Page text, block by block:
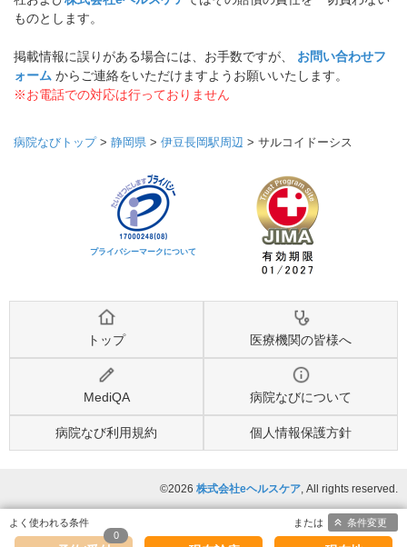
ものとします。
掲載情報に誤りがある場合には、お手数ですが、 お問い合わせフ
ォーム からご連絡をいただけますようお願いいたします。
※お電話での対応は行っておりません
病院なびトップ> 静岡県 > 伊豆長岡駅周辺 > サルコイドーシス
プライバシーマークについて
トップ 医療機関の皆様へ
MediQA 病院なびについて
病院なび利用規約 個人情報保護方針
©2026 株式会社eヘルスケア, All rights reserved.
0
条件変更